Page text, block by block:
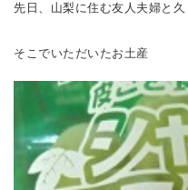
先日、山梨に住む友人夫婦と
そこでいただいたお土産